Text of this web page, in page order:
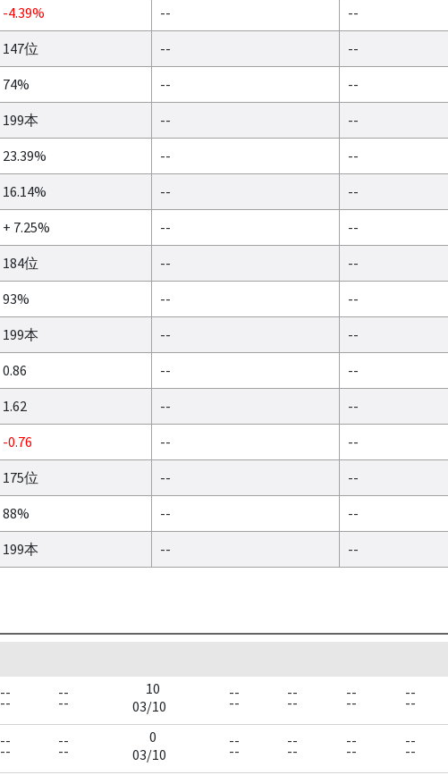
-4.39% -- --
147位 -- --
74% -- --
199本 -- --
23.39% -- --
16.14% -- --
+ 7.25% -- --
184位 -- --
93% -- --
199本 -- --
0.86 -- --
1.62 -- --
-0.76 -- --
175位 -- --
88% -- --
199本 -- --
--
--
--
--
10
03/10
--
--
--
--
--
--
--
--
--
--
--
--
0
03/10
--
--
--
--
--
--
--
--